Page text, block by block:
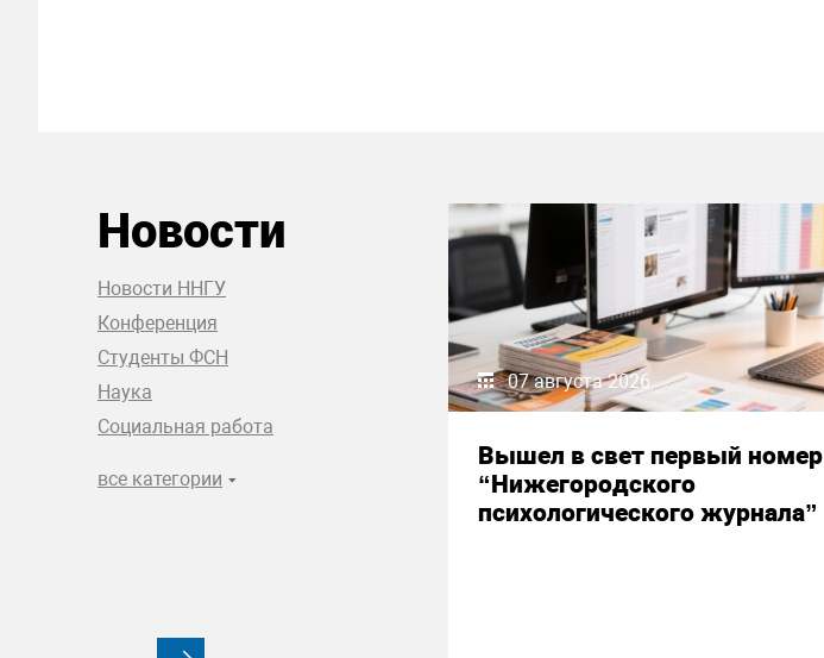
Новости
Новости ННГУ
Конференция
Студенты ФСН
Наука
Социальная работа
все категории
07 августа 2026
Вышел в свет первый номер
“Нижегородского
психологического журнала”